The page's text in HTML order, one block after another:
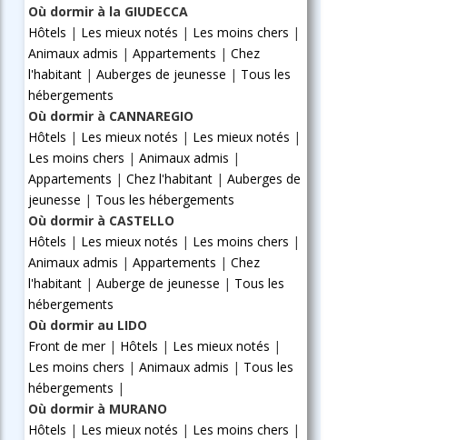
Où dormir à la GIUDECCA
Hôtels | Les mieux notés | Les moins chers |
Animaux admis | Appartements | Chez
l'habitant| Auberges de jeunesse | Tous les
hébergements
Où dormir à CANNAREGIO
Hôtels | Les mieux notés | Les mieux notés |
Les moins chers | Animaux admis |
Appartements | Chez l'habitant| Auberges de
jeunesse | Tous les hébergements
Où dormir à CASTELLO
Hôtels | Les mieux notés | Les moins chers |
Animaux admis | Appartements | Chez
l'habitant| Auberge de jeunesse | Tous les
hébergements
Où dormir au LIDO
Front de mer| Hôtels | Les mieux notés |
Les moins chers | Animaux admis | Tous les
hébergements |
Où dormir à MURANO
Hôtels | Les mieux notés | Les moins chers |